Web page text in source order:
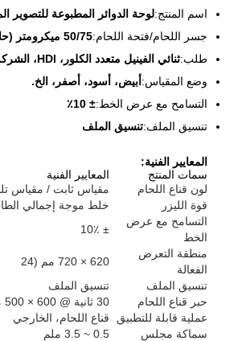
اسم المنتج:لوحة الدوائر المطبوعة للتصوير
جسر اللحام/فتحة اللحام:50/75 ميكرومتر (حالة العملية)
طلب:ثنائي الفينيل متعدد الكلور، HDI، الشركة العامة للفوسفات
وضع المقياس: أبيض، أسود، أصفر، الخ.
التسامح مع عرض الخط:± 10٪
تنسيق الملف:تنسيق الملف
المعايير الفنية:
سمات المنتج
المعايير الفنية
لون قناع اللحام
مقياس ثابت / مقياس
قوة الليزر
خلط موجة إجمالي الطاقة 512
التسامح مع عرض
الخط
± 10٪
منطقة التعرض
الفعالة
620 × 720 مم (24
تنسيق الملف
تنسيق الملف
حبر قناع اللحام
30 ثانية @ 600 × 500 مم (24
عملية قابلة للتطبيق
قناع اللحام، الخارجي
سماكة مجلس
0.5 ~ 3.5 ملم